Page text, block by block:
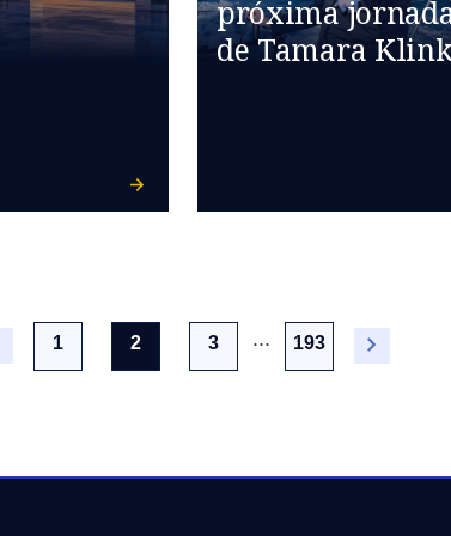
próxima
de Tamara
1 2(current)
3 ... 193